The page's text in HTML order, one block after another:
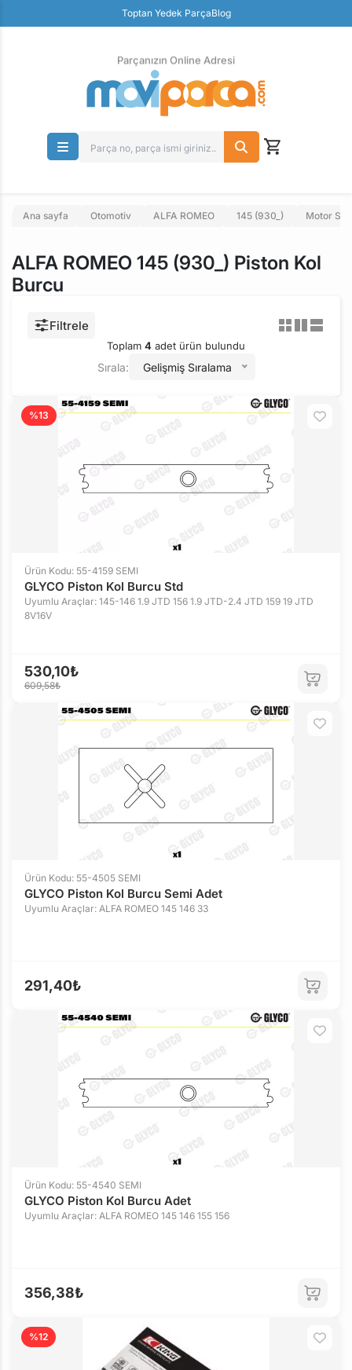
Toptan Yedek ParçaBlog
Ücretsiz İade
Parçanızın Online Adresi
Ana sayfa Otomotiv ALFA ROMEO 145 (930_) Motor
ALFA ROMEO 145 (930_) Piston Kol
Burcu
Filtrele
Toplam 4 adet ürün bulundu
Sırala: Gelişmiş Sıralama
%13
Ürün Kodu: 55-4159 SEMI
GLYCO Piston Kol Burcu Std
Uyumlu Araçlar: 145-146 1.9 JTD 156 1.9 JTD-2.4 JTD 159 19 JTD
8V16V
530,10₺
609,58₺
Ürün Kodu: 55-4505 SEMI
GLYCO Piston Kol Burcu Semi Adet
Uyumlu Araçlar: ALFA ROMEO 145 146 33
291,40₺
Ürün Kodu: 55-4540 SEMI
GLYCO Piston Kol Burcu Adet
Uyumlu Araçlar: ALFA ROMEO 145 146 155 156
356,38₺
%12